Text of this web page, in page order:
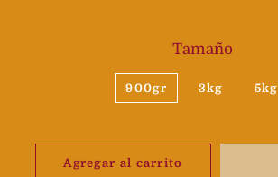
Tamaño
900gr 3kg 5kg
Agregar al carrito